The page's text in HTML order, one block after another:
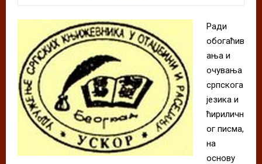
Ради
обогаћив
ања и
очувања
српскога
језика и
ћириличн
ог писма,
на
основу